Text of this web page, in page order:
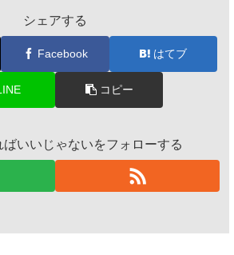
シェアする
Facebook はてブ
コピー
いいじゃないをフォローする